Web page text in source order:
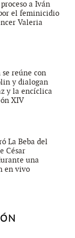
a Iván
el feminicidio
Valeria
se reúne con
y dialogan
y la encíclica
XIV
La Beba del
César
una
en vivo